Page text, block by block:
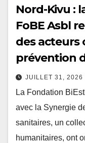
Nord-Kivu :
FoBE Asbl
des acteurs
prévention
JUILLET 31, 2026
La Fondation
avec la Synergie
sanitaires, un
humanitaires, ont